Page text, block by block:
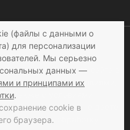
Мы получаем и
обрабатываем
персональные данные
посетителей нашего сайта в
соответствии сусловиями
а также c
продажи. Если вы не даете
согласия на обработку
(файлы с данными о
для персонализации
Мы серьезно
данных —
и принципами их
.
cookie в
браузера.